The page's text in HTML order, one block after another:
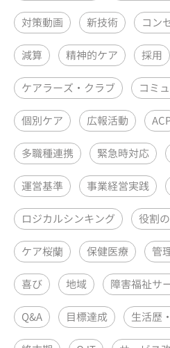
対策動画 新技術 コン
減算 精神的ケア 採用
ケアラーズ・クラブ コミ
個別ケア 広報活動
多職種連携 緊急時対応
運営基準 事業経営実践
ロジカルシンキング 役割
ケア桜蘭 保健医療 管
喜び 地域 障害福祉サ
Q&A 目標達成 生活歴